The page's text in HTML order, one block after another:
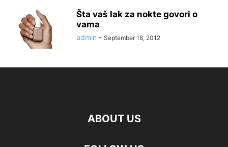
Šta vaš lak za nokte govori o
vama
admin - September 18, 2012
ABOUT US